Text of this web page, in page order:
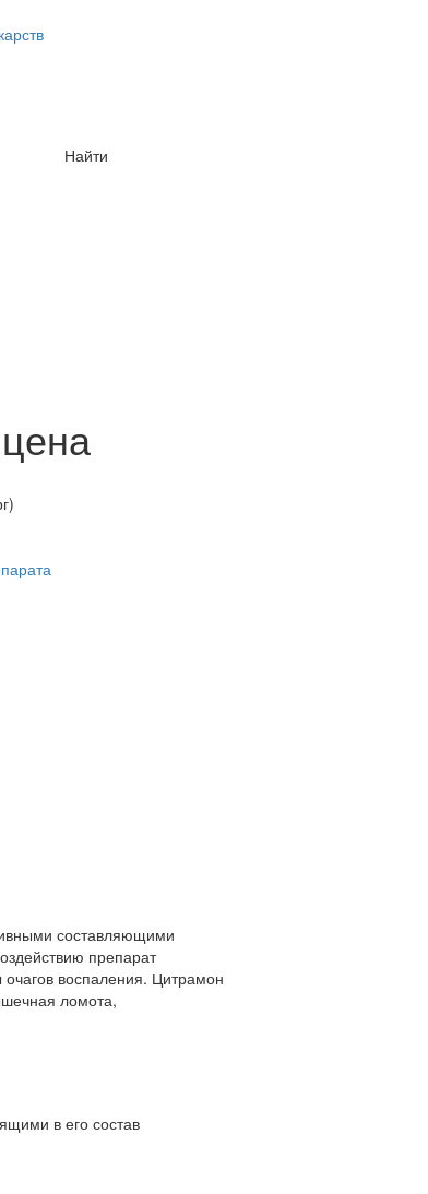
Найти
составляющими
препарат
воспаления. Цитрамон
ломота,
в его состав